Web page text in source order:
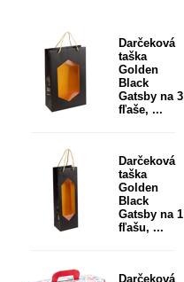
Darčeková
taška
Golden
Black
Gatsby na 3
fľaše, ...
Darčeková
taška
Golden
Black
Gatsby na 1
fľašu, ...
Darčeková